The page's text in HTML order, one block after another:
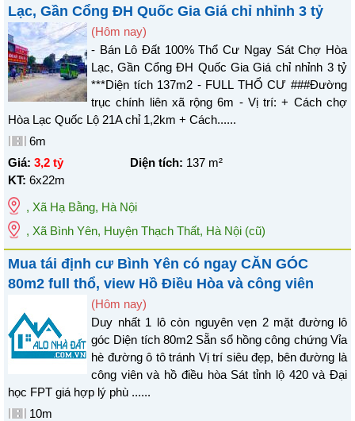
Lạc, Gần Cổng ĐH Quốc Gia Giá chỉ nhỉnh 3 tỷ
(Hôm nay)
- Bán Lô Đất 100% Thổ Cư Ngay Sát Chợ Hòa
Lạc, Gần Cổng ĐH Quốc Gia Giá chỉ nhỉnh 3 tỷ
***Diện tích 137m2 - FULL THỔ CƯ ###Đường
trục chính liên xã rộng 6m - Vị trí: + Cách chợ
Hòa Lạc Quốc Lộ 21A chỉ 1,2km + Cách......
6m
Giá: 3,2 tỷ Diện tích: 137 m²
KT: 6x22m
, Xã Hạ Bằng, Hà Nội
, Xã Bình Yên, Huyện Thạch Thất, Hà Nội (cũ)
Mua tái định cư Bình Yên có ngay CĂN GÓC
80m2 full thổ, view Hồ Điều Hòa và công viên
(Hôm nay)
Duy nhất 1 lô còn nguyên vẹn 2 mặt đường lô
góc Diện tích 80m2 Sẵn sổ hồng công chứng Vỉa
hè đường ô tô tránh Vị trí siêu đẹp, bên đường là
công viên và hồ điều hòa Sát tỉnh lộ 420 và Đại
học FPT giá hợp lý phù ......
10m